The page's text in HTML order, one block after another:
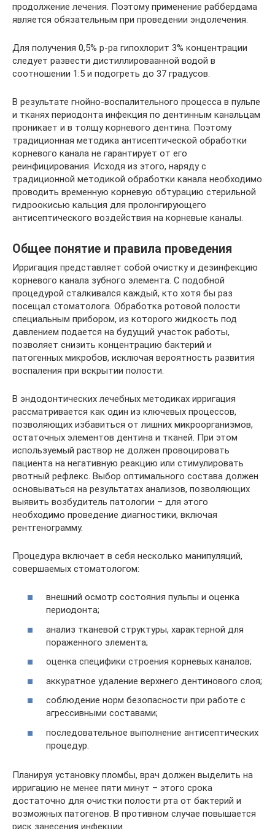
продолжение лечения. Поэтому применение раббердама
является обязательным при проведении эндолечения.
Для получения 0,5% р-ра гипохлорит 3% концентрации
следует развести дистиллироваанной водой в
соотношении 1:5 и подогреть до 37 градусов.
В результате гнойно-воспалительного процесса в пульпе
и тканях периодонта инфекция по дентинным канальцам
проникает и в толщу корневого дентина. Поэтому
традиционная методика антисептической обработки
корневого канала не гарантирует от его
реинфицирования. Исходя из этого, наряду с
традиционной методикой обработки канала необходимо
проводить временную корневую обтурацию стерильной
гидроокисью кальция для пролонгирующего
антисептического воздействия на корневые каналы.
Общее понятие и правила проведения
Ирригация представляет собой очистку и дезинфекцию
корневого канала зубного элемента. С подобной
процедурой сталкивался каждый, кто хотя бы раз
посещал стоматолога. Обработка ротовой полости
специальным прибором, из которого жидкость под
давлением подается на будущий участок работы,
позволяет снизить концентрацию бактерий и
патогенных микробов, исключая вероятность развития
воспаления при вскрытии полости.
В эндодонтических лечебных методиках ирригация
рассматривается как один из ключевых процессов,
позволяющих избавиться от лишних микроорганизмов,
остаточных элементов дентина и тканей. При этом
используемый раствор не должен провоцировать
пациента на негативную реакцию или стимулировать
рвотный рефлекс. Выбор оптимального состава должен
основываться на результатах анализов, позволяющих
выявить возбудитель патологии – для этого
необходимо проведение диагностики, включая
рентгенограмму.
Процедура включает в себя несколько манипуляций,
совершаемых стоматологом:
внешний осмотр состояния пульпы и оценка
периодонта;
анализ тканевой структуры, характерной для
пораженного элемента;
оценка специфики строения корневых каналов;
аккуратное удаление верхнего дентинового слоя;
соблюдение норм безопасности при работе с
агрессивными составами;
последовательное выполнение антисептических
процедур.
Планируя установку пломбы, врач должен выделить на
ирригацию не менее пяти минут – этого срока
достаточно для очистки полости рта от бактерий и
возможных патогенов. В противном случае повышается
риск занесения инфекции.